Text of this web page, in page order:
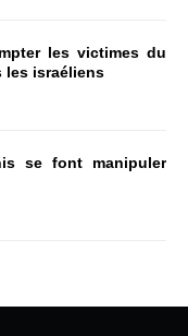
les victimes du
les israéliens
se font manipuler